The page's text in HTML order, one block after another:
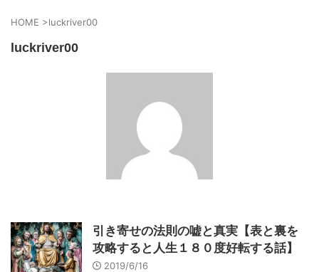
HOME >luckriver00
luckriver00
引き寄せの法則の嘘と真実【表と裏を
攻略すると人生１８０度好転する話】
2019/6/16